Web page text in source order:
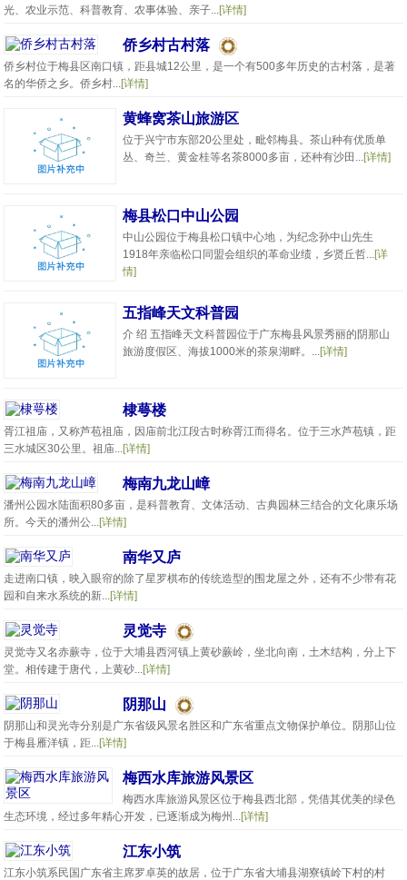
光、农业示范、科普教育、农事体验、亲子...[详情]
侨乡村古村落
侨乡村位于梅县区南口镇，距县城12公里，是一个有500多年历史的古村落，是著
名的华侨之乡。侨乡村...[详情]
黄蜂窝茶山旅游区
位于兴宁市东部20公里处，毗邻梅县。茶山种有优质单
丛、奇兰、黄金桂等名茶8000多亩，还种有沙田...[详情]
梅县松口中山公园
中山公园位于梅县松口镇中心地，为纪念孙中山先生
1918年亲临松口同盟会组织的革命业绩，乡贤丘哲...[详
情]
五指峰天文科普园
介 绍 五指峰天文科普园位于广东梅县风景秀丽的阴那山
旅游度假区、海拔1000米的茶泉湖畔。...[详情]
棣萼楼
胥江祖庙，又称芦苞祖庙，因庙前北江段古时称胥江而得名。位于三水芦苞镇，距
三水城区30公里。祖庙...[详情]
梅南九龙山嶂
潘州公园水陆面积80多亩，是科普教育、文体活动、古典园林三结合的文化康乐场
所。今天的潘州公...[详情]
南华又庐
走进南口镇，映入眼帘的除了星罗棋布的传统造型的围龙屋之外，还有不少带有花
园和自来水系统的新...[详情]
灵觉寺
灵觉寺又名赤蕨寺，位于大埔县西河镇上黄砂蕨岭，坐北向南，土木结构，分上下
堂。相传建于唐代，上黄砂...[详情]
阴那山
阴那山和灵光寺分别是广东省级风景名胜区和广东省重点文物保护单位。阴那山位
于梅县雁洋镇，距...[详情]
梅西水库旅游风景区
梅西水库旅游风景区位于梅县西北部，凭借其优美的绿色
生态环境，经过多年精心开发，已逐渐成为梅州...[详情]
江东小筑
江东小筑系民国广东省主席罗卓英的故居，位于广东省大埔县湖寮镇岭下村的村